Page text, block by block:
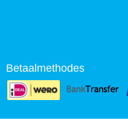
Betaalmethodes